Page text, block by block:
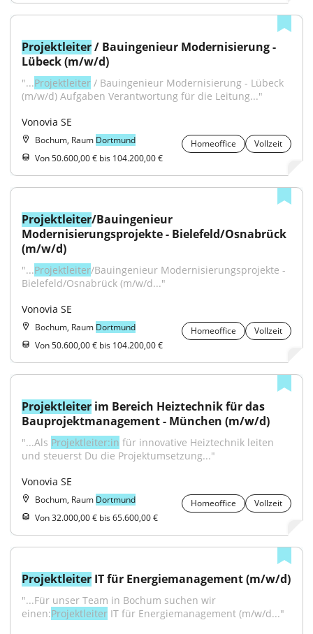
Projektleiter / Bauingenieur Modernisierung -
Lübeck (m/w/d)
"...Projektleiter / Bauingenieur Modernisierung - Lübeck
(m/w/d) Aufgaben Verantwortung für die Leitung..."
Vonovia SE
Bochum, Raum Dortmund Homeoffice
Vollzeit
Von 50.600,00 € bis 104.200,00 €
Projektleiter/Bauingenieur
Modernisierungsprojekte - Bielefeld/Osnabrück
(m/w/d)
"...Projektleiter/Bauingenieur Modernisierungsprojekte -
Bielefeld/Osnabrück (m/w/d..."
Vonovia SE
Bochum, Raum Dortmund Homeoffice
Vollzeit
Von 50.600,00 € bis 104.200,00 €
Projektleiter im Bereich Heiztechnik für das
Bauprojektmanagement - München (m/w/d)
"...Als Projektleiter:in für innovative Heiztechnik leiten
und steuerst Du die Projektumsetzung..."
Vonovia SE
Bochum, Raum Dortmund Homeoffice
Vollzeit
Von 32.000,00 € bis 65.600,00 €
Projektleiter IT für Energiemanagement (m/w/d)
"...Für unser Team in Bochum suchen wir
einen:Projektleiter IT für Energiemanagement (m/w/d..."